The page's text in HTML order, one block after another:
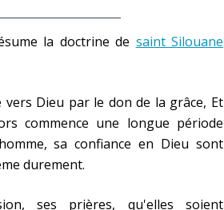
la doctrine de saint Silouane
Dieu par le don de la grâce, Et
commence une longue période
sa confiance en Dieu sont
durement.
ses prières, qu'elles soient